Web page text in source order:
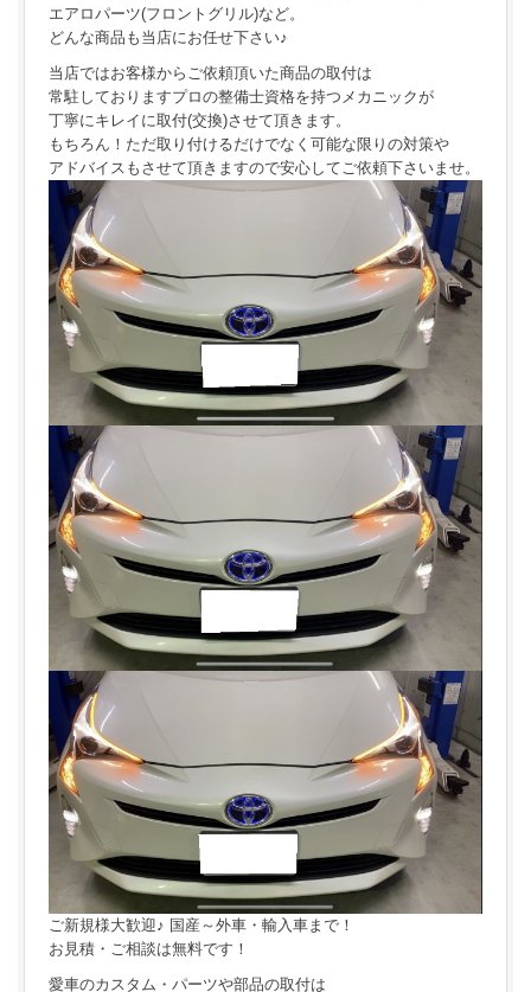
エアロパーツ(フロントグリル)など。
どんな商品も当店にお任せ下さい♪
当店ではお客様からご依頼頂いた商品の取付は
常駐しておりますプロの整備士資格を持つメカニックが
丁寧にキレイに取付(交換)させて頂きます。
もちろん！ただ取り付けるだけでなく可能な限りの対策や
アドバイスもさせて頂きますので安心してご依頼下さいませ。
ご新規様大歓迎♪ 国産～外車・輸入車まで！
お見積・ご相談は無料です！
愛車のカスタム・パーツや部品の取付は